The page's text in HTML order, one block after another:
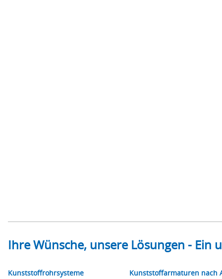
Ihre Wünsche, unsere Lösungen -
Kunststoffrohrsysteme Kunststoffarmaturen nach